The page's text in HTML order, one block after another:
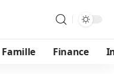
Famille Finance